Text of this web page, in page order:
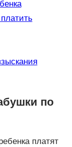
по
платят